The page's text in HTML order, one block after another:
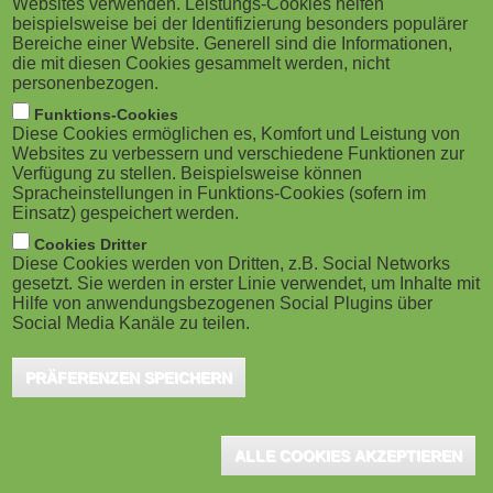
M
o
b
i
l
e
)
Websites verwenden. Leistungs-Cookies helfen
beispielsweise bei der Identifizierung besonders populärer
Bereiche einer Website. Generell sind die Informationen,
die mit diesen Cookies gesammelt werden, nicht
personenbezogen.
Funktions-Cookies
Diese Cookies ermöglichen es, Komfort und Leistung von
Websites zu verbessern und verschiedene Funktionen zur
Verfügung zu stellen. Beispielsweise können
Spracheinstellungen in Funktions-Cookies (sofern im
Einsatz) gespeichert werden.
Cookies Dritter
Diese Cookies werden von Dritten, z.B. Social Networks
gesetzt. Sie werden in erster Linie verwendet, um Inhalte mit
Hilfe von anwendungsbezogenen Social Plugins über
Social Media Kanäle zu teilen.
PRÄFERENZEN SPEICHERN
ALLE COOKIES AKZEPTIEREN